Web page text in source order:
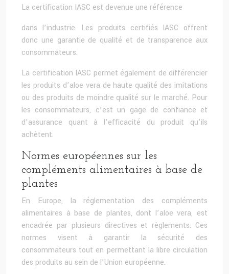
La certification IASC est devenue une référence
dans l’industrie. Les produits certifiés IASC offrent
donc une garantie de qualité et de transparence aux
consommateurs.
La certification IASC permet également de différencier
les produits d’aloe vera de haute qualité des imitations
ou des produits de moindre qualité sur le marché. Pour
les consommateurs, c’est un gage de confiance et
d’assurance quant à l’efficacité du produit qu’ils
achètent.
Normes européennes sur les
compléments alimentaires à base de
plantes
En Europe, la réglementation des compléments
alimentaires à base de plantes, dont l’aloe vera, est
encadrée par plusieurs directives et règlements. Ces
normes visent à garantir la sécurité des
consommateurs tout en permettant la libre circulation
des produits au sein de l’Union européenne.